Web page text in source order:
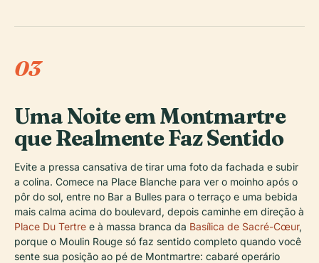
03
Uma Noite em Montmartre
que Realmente Faz Sentido
Evite a pressa cansativa de tirar uma foto da fachada e subir
a colina. Comece na Place Blanche para ver o moinho após o
pôr do sol, entre no Bar a Bulles para o terraço e uma bebida
mais calma acima do boulevard, depois caminhe em direção à
Place Du Tertre e à massa branca da Basílica de Sacré-Cœur,
porque o Moulin Rouge só faz sentido completo quando você
sente sua posição ao pé de Montmartre: cabaré operário